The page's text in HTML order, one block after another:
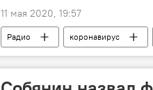
11 мая 2020, 19:57
Радио коронавирус
Коронавирус в Таджикистане: